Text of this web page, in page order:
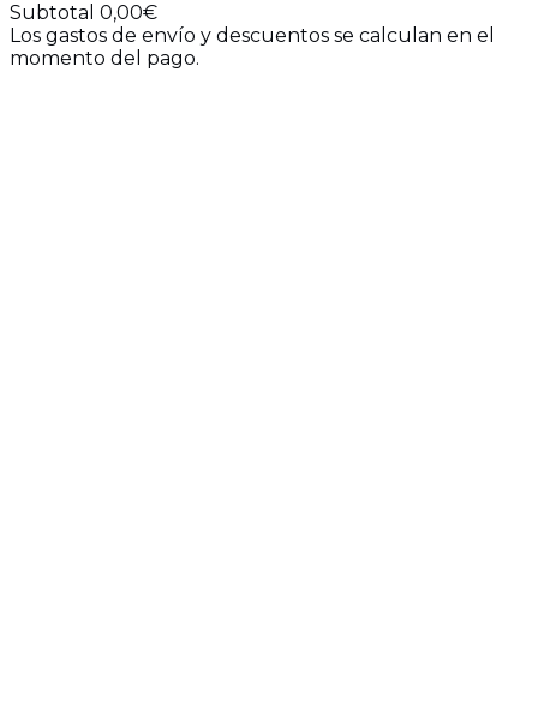
Productos
Subtotal 0,00€
Los gastos de envío y descuentos se calculan en el
momento del pago.